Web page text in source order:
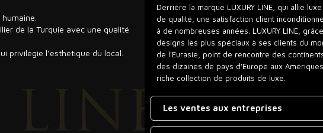
de la Turquie avec une qualité
privilégie l’esthétique du local.
Derrière la marque LUXURY LINE, qui allie
de qualité, une satisfaction client
à de nombreuses années. LUXURY LINE,
designs les plus spéciaux à ses clients du
de l'Eurasie, point de rencontre des
des dizaines de pays d'Europe aux
riche collection de produits de luxe.
Les ventes aux entreprises